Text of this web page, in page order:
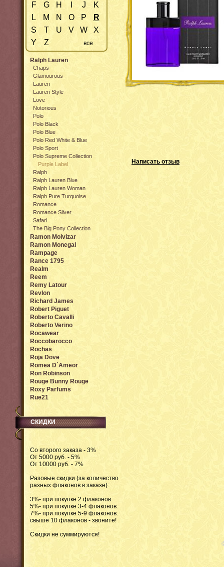
Написать отзыв
F
G H J
K
L
M N O P
R
S
T U V W
X
Y
Z все
Ralph Lauren
Chaps
Glamourous
Lauren
Lauren Style
Love
Notorious
Polo
Polo Black
Polo Blue
Polo Red White & Blue
Polo Sport
Polo Supreme Collection
Purple Label
Ralph
Ralph Lauren Blue
Ralph Lauren Woman
Ralph Pure Turquoise
Romance
Romance Silver
Safari
The Big Pony Collection
Ramon Molvizar
Ramon Monegal
Rampage
Rance 1795
Realm
Reem
Remy Latour
Revlon
Richard James
Robert Piguet
Roberto Cavalli
Roberto Verino
Rocawear
Roccobarocco
Rochas
Roja Dove
Romea D`Ameor
Ron Robinson
Rouge Bunny Rouge
Roxy Parfums
Rue21
СКИДКИ
Со второго заказа - 3%
От 5000 руб. - 5%
От 10000 руб. - 7%
Разовые скидки (за количество
разных флаконов в заказе):
3%- при покупке 2 флаконов.
5%- при покупке 3-4 флаконов.
7%- при покупке 5-9 флаконов.
свыше 10 флаконов - звоните!
Скидки не суммируются!